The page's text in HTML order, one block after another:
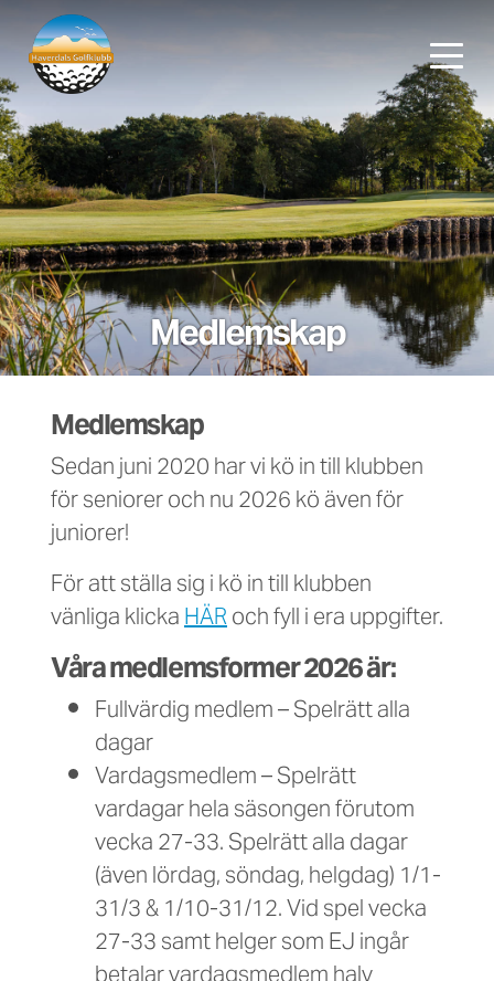
Medlemskap
Medlemskap
Sedan juni 2020 har vi kö in till klubben
för seniorer och nu 2026 kö även för
juniorer!
För att ställa sig i kö in till klubben
vänliga klickaHÄRoch fyll i era uppgifter.
Våra medlemsformer 2026 är:
Fullvärdig medlem – Spelrätt alla
dagar
Vardagsmedlem – Spelrätt
vardagar hela säsongen förutom
vecka 27-33. Spelrätt alla dagar
(även lördag, söndag, helgdag) 1/1-
31/3 & 1/10-31/12. Vid spel vecka
27-33 samt helger som EJ ingår